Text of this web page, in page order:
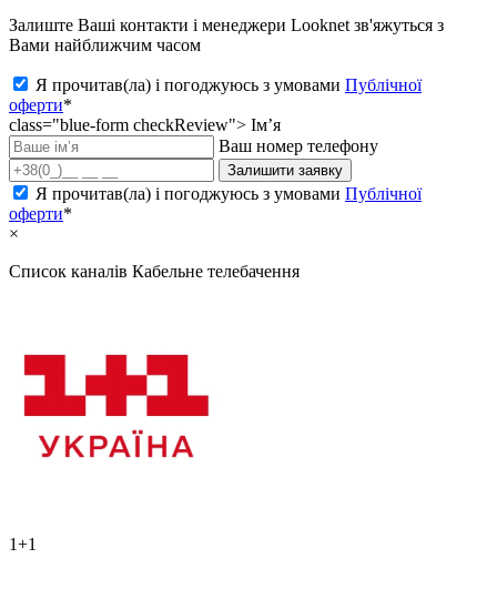
Залиште Ваші контакти і менеджери Looknet зв'яжуться з
Вами найближчим часом
Я прочитав(ла) і погоджуюсь з умовами Публічної
оферти*
class="blue-form checkReview"> Ім’я
Ваш номер телефону
Залишити заявку
Я прочитав(ла) і погоджуюсь з умовами Публічної
оферти*
×
Список каналів Кабельне телебачення
1+1